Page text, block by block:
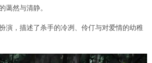
蔼然与清静。
演，描述了杀手的冷冽、伶仃与对爱情的幼稚